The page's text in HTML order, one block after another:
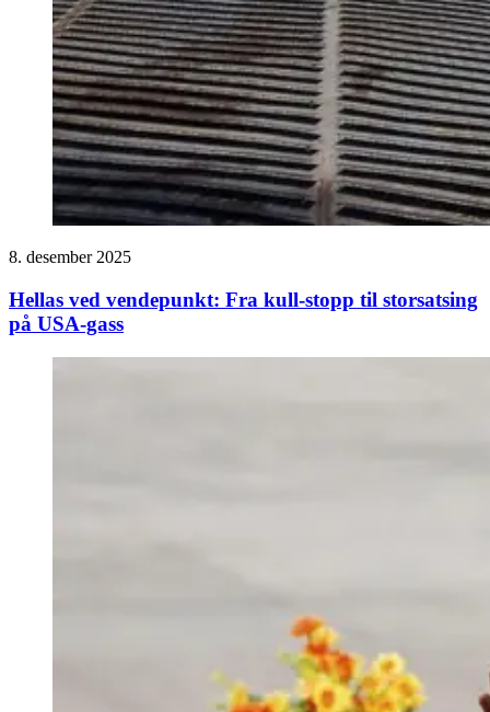
8. desember 2025
Hellas ved vendepunkt: Fra kull-stopp til storsatsing
på USA-gass